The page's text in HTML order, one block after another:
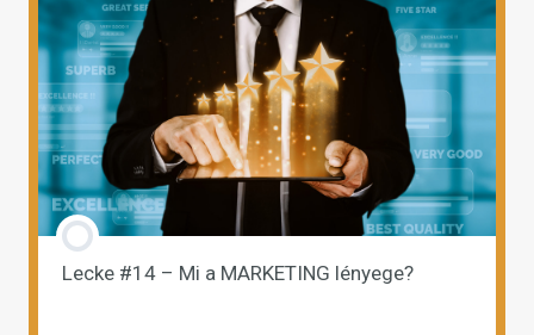
Lecke #14 – Mi a MARKETING lényege?